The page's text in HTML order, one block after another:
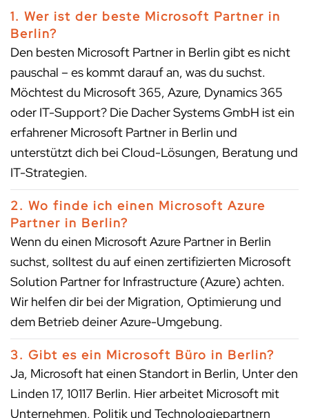
1. Wer ist der beste Microsoft Partner in
Berlin?
Den besten Microsoft Partner in Berlin gibt es nicht
pauschal – es kommt darauf an, was du suchst.
Möchtest du Microsoft 365, Azure, Dynamics 365
oder IT-Support? Die Dacher Systems GmbH ist ein
erfahrener Microsoft Partner in Berlin und
unterstützt dich bei Cloud-Lösungen, Beratung und
IT-Strategien.
2. Wo finde ich einen Microsoft Azure
Partner in Berlin?
Wenn du einen Microsoft Azure Partner in Berlin
suchst, solltest du auf einen zertifizierten Microsoft
Solution Partner for Infrastructure (Azure) achten.
Wir helfen dir bei der Migration, Optimierung und
dem Betrieb deiner Azure-Umgebung.
3. Gibt es ein Microsoft Büro in Berlin?
Ja, Microsoft hat einen Standort in Berlin, Unter den
Linden 17, 10117 Berlin. Hier arbeitet Microsoft mit
Unternehmen, Politik und Technologiepartnern